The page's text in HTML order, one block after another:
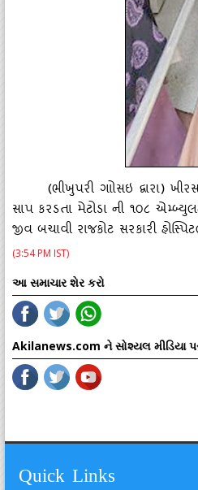
(ભીખુપરી ગાોસઇ દ્વારા)
સાપ કરડતા મેટોડા ની ૧૦૮
જીવ બચાવી રાજકોટ સરકારી
(3:54 PM IST)
આ સમાચાર શેર કરો
Akilanews.com ને સોશ્યલ મીડિયા
Quick Links